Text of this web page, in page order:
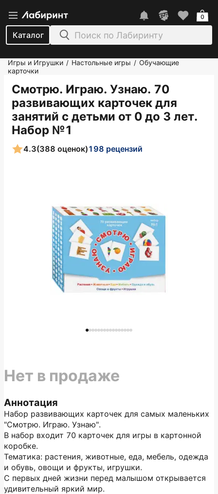
Каталог
0
Игры и Игрушки / Настольные игры / Обучающие
карточки
Смотрю. Играю. Узнаю. 70
развивающих карточек для
занятий с детьми от 0 до 3 лет.
Набор №1
4.3(388 оценок)198 рецензий
Аннотация
Набор развивающих карточек для самых маленьких
"Смотрю. Играю. Узнаю".
В набор входит 70 карточек для игры в картонной
коробке.
Тематика: растения, животные, еда, мебель, одежда
и обувь, овощи и фрукты, игрушки.
С первых дней жизни перед малышом открывается
удивительный яркий мир.
Нет в продаже